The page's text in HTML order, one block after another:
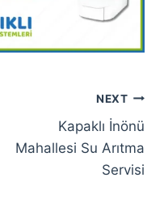
NEXT
Kapaklı İnönü
Mahallesi Su Arıtma
Servisi